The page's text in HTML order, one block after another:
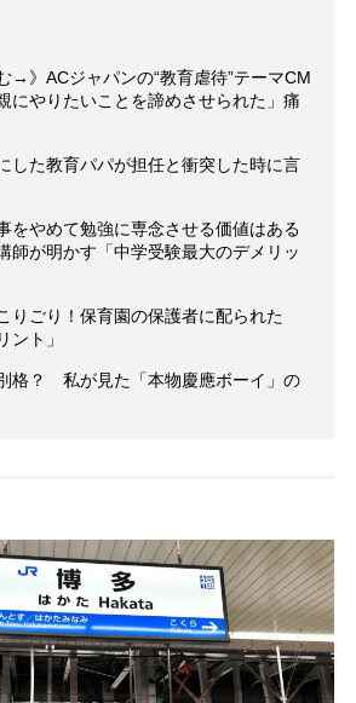
→》ACジャパンの“教育虐待”テーマCM
にやりたいことを諦めさせられた」痛
した教育パパが担任と衝突した時に言
をやめて勉強に専念させる価値はある
が明かす「中学受験最大のデメリッ
りごり！保育園の保護者に配られた
ント」
格？ 私が見た「本物慶應ボーイ」の